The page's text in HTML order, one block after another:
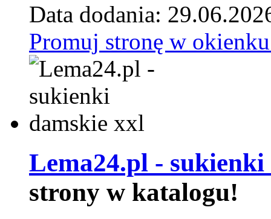
Data dodania:
Promuj stronę w
Lema24.pl -
strony w katalogu!